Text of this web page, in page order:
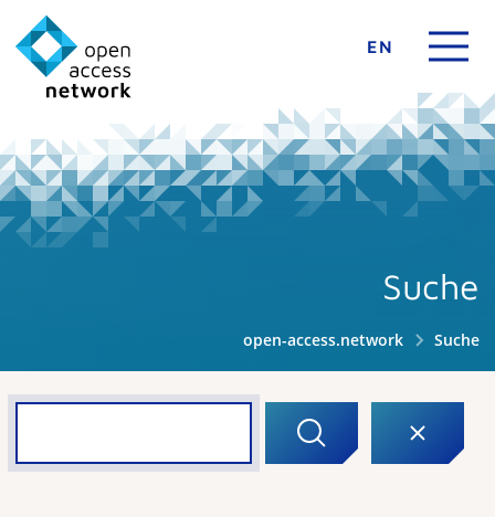
EN
Suche
open-access.network Suche